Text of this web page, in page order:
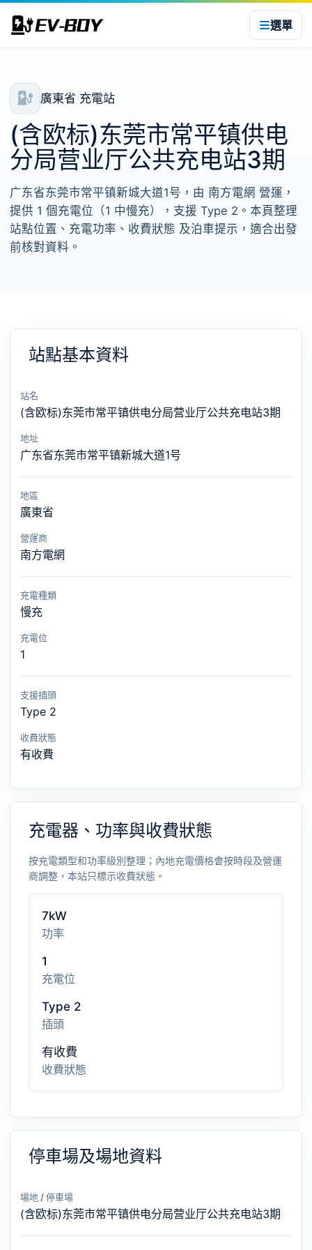
選單
廣東省 充電站
(含欧标)东莞市常平镇供电
分局营业厅公共充电站3期
广东省东莞市常平镇新城大道1号，由 南方電網 營運，
提供 1 個充電位（1 中慢充），支援 Type 2。本頁整理
站點位置、充電功率、收費狀態 及泊車提示，適合出發
前核對資料。
站點基本資料
站名
(含欧标)东莞市常平镇供电分局营业厅公共充电站3期
地址
广东省东莞市常平镇新城大道1号
地區
廣東省
營運商
南方電網
充電種類
慢充
充電位
1
支援插頭
Type 2
收費狀態
有收費
充電器、功率與收費狀態
按充電類型和功率級別整理；內地充電價格會按時段及營運
商調整，本站只標示收費狀態。
7kW
功率
1
充電位
Type 2
插頭
有收費
收費狀態
停車場及場地資料
場地 / 停車場
(含欧标)东莞市常平镇供电分局营业厅公共充电站3期